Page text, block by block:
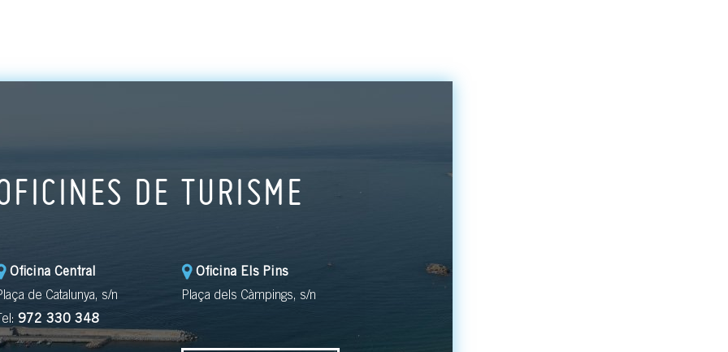
DE TURISME
Oficina Central
de Catalunya, s/n
972 330 348
Oficina Els Pins
Plaça dels Càmpings, s/n